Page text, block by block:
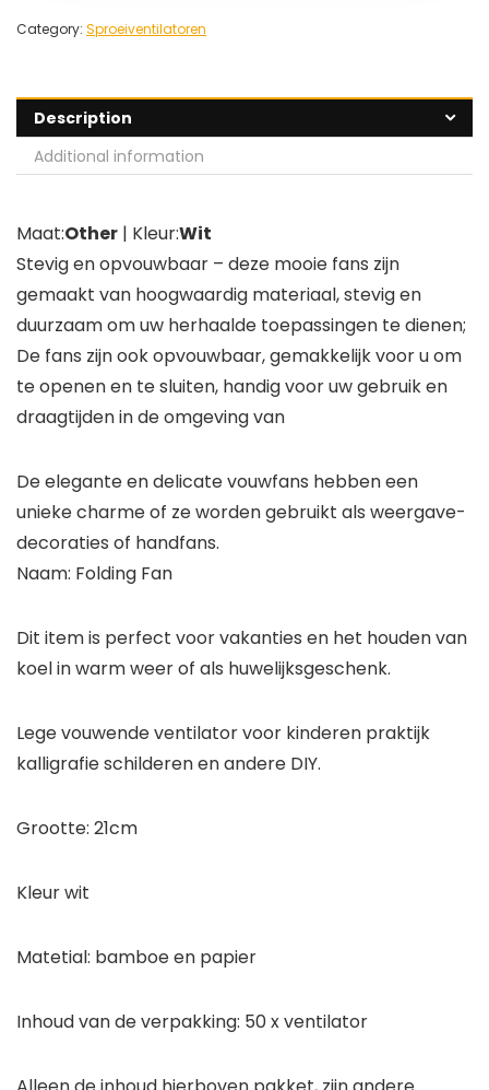
Category: Sproeiventilatoren
Description
Additional information
Maat:Other | Kleur:Wit
Stevig en opvouwbaar – deze mooie fans zijn
gemaakt van hoogwaardig materiaal, stevig en
duurzaam om uw herhaalde toepassingen te dienen;
De fans zijn ook opvouwbaar, gemakkelijk voor u om
te openen en te sluiten, handig voor uw gebruik en
draagtijden in de omgeving van
De elegante en delicate vouwfans hebben een
unieke charme of ze worden gebruikt als weergave-
decoraties of handfans.
Naam: Folding Fan
Dit item is perfect voor vakanties en het houden van
koel in warm weer of als huwelijksgeschenk.
Lege vouwende ventilator voor kinderen praktijk
kalligrafie schilderen en andere DIY.
Grootte: 21cm
Kleur wit
Matetial: bamboe en papier
Inhoud van de verpakking: 50 x ventilator